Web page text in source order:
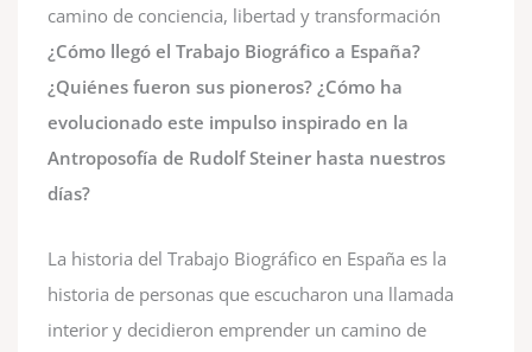
camino de conciencia, libertad y transformación
¿Cómo llegó el Trabajo Biográfico a España?
¿Quiénes fueron sus pioneros? ¿Cómo ha
evolucionado este impulso inspirado en la
Antroposofía de Rudolf Steiner hasta nuestros
días?
La historia del Trabajo Biográfico en España es la
historia de personas que escucharon una llamada
interior y decidieron emprender un camino de